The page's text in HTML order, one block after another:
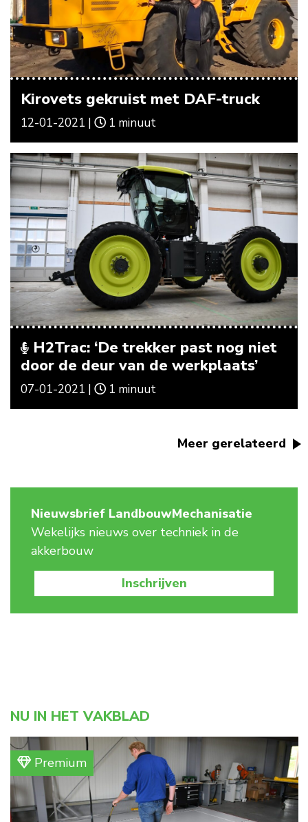
Kirovets gekruist met DAF-truck
12-01-2021 | 1 minuut
H2Trac: ‘De trekker past nog niet
door de deur van de werkplaats’
07-01-2021 | 1 minuut
Meer gerelateerd
Nieuwsbrief LandbouwMechanisatie
Wekelijks nieuws over techniek in de
akkerbouw
Inschrijven
NU IN HET VAKBLAD
Premium